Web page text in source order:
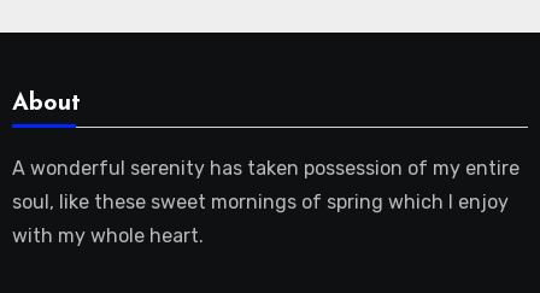
About
A wonderful serenity has taken possession of my entire
soul, like these sweet mornings of spring which I enjoy
with my whole heart.